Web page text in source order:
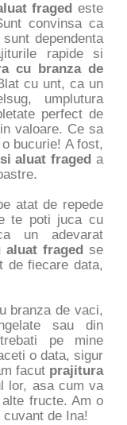
fraged este
convinsa ca
sunt dependenta
rapide si
cu branza de
cu unt, ca un
umplutura
perfect de
valoare. Ce sa
bucurie! A fost,
aluat fraged a
atat de repede
te poti juca cu
un adevarat
aluat fraged se
de fiecare data,
branza de vaci,
sau din
pe mine
o data, sigur
facut prajitura
lor, asa cum va
fructe. Am o
de Ina!